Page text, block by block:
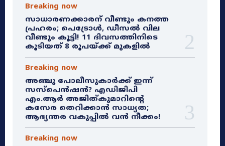
Breaking now
സാധാരണക്കാരന് വീണ്ടും കനത്ത
പ്രഹരം; പെട്രോൾ, ഡീസൽ വില
വീണ്ടും കൂട്ടി! 11 ദിവസത്തിനിടെ
കൂടിയത് 8 രൂപയ്ക്ക് മുകളിൽ
Breaking now
അഞ്ചു പോലീസുകാർക്ക് ഇന്ന്
സസ്‌പെൻഷൻ? എഡിജിപി
എം.ആർ അജിത്കുമാറിൻ്റെ
കസേര തെറിക്കാൻ സാധ്യത;
ആഭ്യന്തര വകുപ്പിൽ വൻ നീക്കം!
Breaking now